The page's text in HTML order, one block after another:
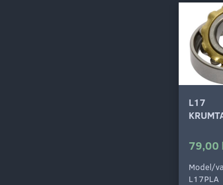
L17
79,00
Model/
L17PLA